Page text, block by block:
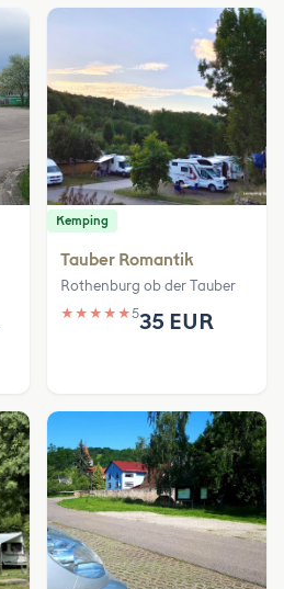
Kemping
Tauber Romantik
Rothenburg ob der Tauber
★ ★ ★ ★ ★535 EUR